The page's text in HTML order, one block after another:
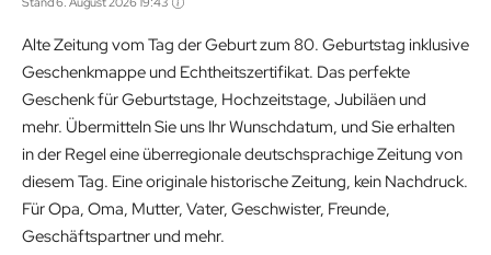
Alte Zeitung vom Tag der Geburt zum 80. Geburtstag inklusive
Geschenkmappe und Echtheitszertifikat. Das perfekte
Geschenk für Geburtstage, Hochzeitstage, Jubiläen und
mehr. Übermitteln Sie uns Ihr Wunschdatum, und Sie erhalten
in der Regel eine überregionale deutschsprachige Zeitung von
diesem Tag. Eine originale historische Zeitung, kein Nachdruck.
Für Opa, Oma, Mutter, Vater, Geschwister, Freunde,
Geschäftspartner und mehr.